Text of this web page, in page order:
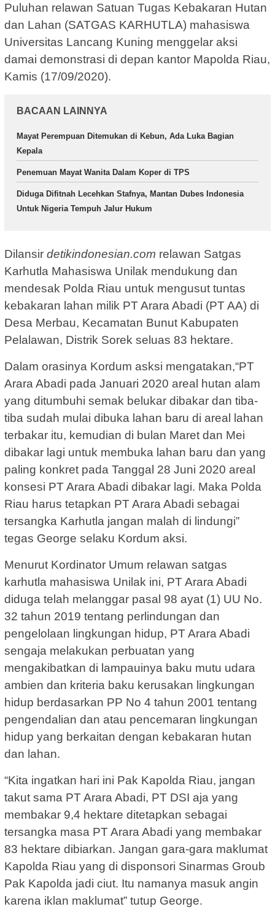
Puluhan relawan Satuan Tugas Kebakaran Hutan
dan Lahan (SATGAS KARHUTLA) mahasiswa
Universitas Lancang Kuning menggelar aksi
damai demonstrasi di depan kantor Mapolda Riau,
Kamis (17/09/2020).
BACAAN LAINNYA
Mayat Perempuan Ditemukan di Kebun, Ada Luka Bagian
Kepala
Penemuan Mayat Wanita Dalam Koper di TPS
Diduga Difitnah Lecehkan Stafnya, Mantan Dubes Indonesia
Untuk Nigeria Tempuh Jalur Hukum
Dilansir detikindonesian.com relawan Satgas
Karhutla Mahasiswa Unilak mendukung dan
mendesak Polda Riau untuk mengusut tuntas
kebakaran lahan milik PT Arara Abadi (PT AA) di
Desa Merbau, Kecamatan Bunut Kabupaten
Pelalawan, Distrik Sorek seluas 83 hektare.
Dalam orasinya Kordum asksi mengatakan,“PT
Arara Abadi pada Januari 2020 areal hutan alam
yang ditumbuhi semak belukar dibakar dan tiba-
tiba sudah mulai dibuka lahan baru di areal lahan
terbakar itu, kemudian di bulan Maret dan Mei
dibakar lagi untuk membuka lahan baru dan yang
paling konkret pada Tanggal 28 Juni 2020 areal
konsesi PT Arara Abadi dibakar lagi. Maka Polda
Riau harus tetapkan PT Arara Abadi sebagai
tersangka Karhutla jangan malah di lindungi”
tegas George selaku Kordum aksi.
Menurut Kordinator Umum relawan satgas
karhutla mahasiswa Unilak ini, PT Arara Abadi
diduga telah melanggar pasal 98 ayat (1) UU No.
32 tahun 2019 tentang perlindungan dan
pengelolaan lingkungan hidup, PT Arara Abadi
sengaja melakukan perbuatan yang
mengakibatkan di lampauinya baku mutu udara
ambien dan kriteria baku kerusakan lingkungan
hidup berdasarkan PP No 4 tahun 2001 tentang
pengendalian dan atau pencemaran lingkungan
hidup yang berkaitan dengan kebakaran hutan
dan lahan.
“Kita ingatkan hari ini Pak Kapolda Riau, jangan
takut sama PT Arara Abadi, PT DSI aja yang
membakar 9,4 hektare ditetapkan sebagai
tersangka masa PT Arara Abadi yang membakar
83 hektare dibiarkan. Jangan gara-gara maklumat
Kapolda Riau yang di disponsori Sinarmas Groub
Pak Kapolda jadi ciut. Itu namanya masuk angin
karena iklan maklumat” tutup George.